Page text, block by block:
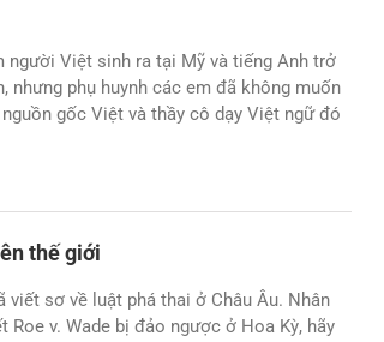
người Việt sinh ra tại Mỹ và tiếng Anh trở
nhưng phụ huynh các em đã không muốn
gốc Việt và thầy cô dạy Việt ngữ đó
thế giới
viết sơ về luật phá thai ở Châu Âu. Nhân
Roe v. Wade bị đảo ngược ở Hoa Kỳ, hãy